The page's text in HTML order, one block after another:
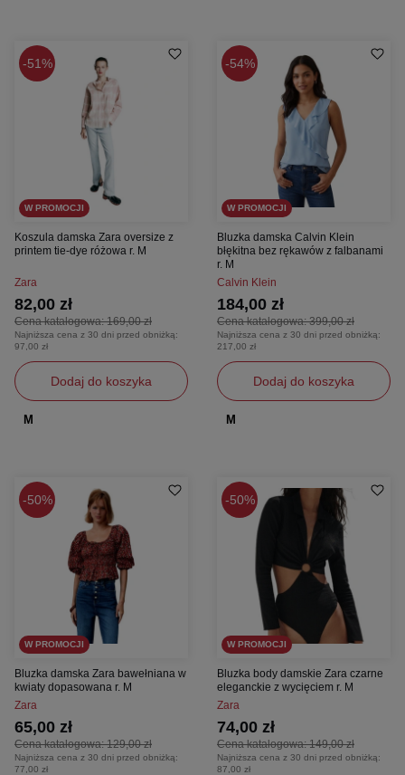
51%
W PROMOCJI
Koszula damska Zara oversize z
printem tie-dye różowa r. M
Zara
Cena katalogowa:169,00 zł
82,00 zł
Najniższa cena z 30 dni przed obniżką:
97,00 zł
Dodaj do koszyka
M
54%
W PROMOCJI
Bluzka damska Calvin Klein
błękitna bez rękawów z falbanami
r. M
Calvin Klein
Cena katalogowa:399,00 zł
184,00 zł
Najniższa cena z 30 dni przed obniżką:
217,00 zł
Dodaj do koszyka
M
50%
W PROMOCJI
Bluzka damska Zara bawełniana w
kwiaty dopasowana r. M
Zara
Cena katalogowa:129,00 zł
65,00 zł
Najniższa cena z 30 dni przed obniżką:
77,00 zł
50%
W PROMOCJI
Bluzka body damskie Zara czarne
eleganckie z wycięciem r. M
Zara
Cena katalogowa:149,00 zł
74,00 zł
Najniższa cena z 30 dni przed obniżką:
87,00 zł